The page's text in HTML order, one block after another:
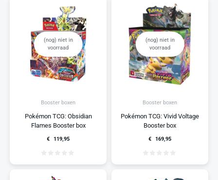
(nog) niet in
voorraad
Booster boxen
Pokémon TCG: Obsidian
Flames Booster box
€ 119,95
(nog) niet in
voorraad
Booster boxen
Pokémon TCG: Vivid Voltage
Booster box
€ 169,95